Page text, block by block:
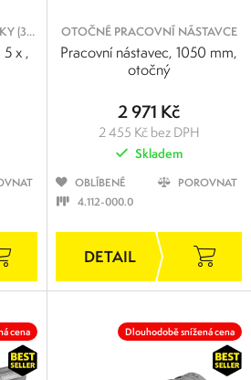
(3-
x ,
OTOČNÉ PRACOVNÍ NÁSTAVCE
Pracovní nástavec, 1050 mm,
otočný
2 971 Kč
2 455 Kč bez DPH
Skladem
OBLÍBENÉ
POROVNAT
4.112-000.0
cena Dlouhodobě snížená cena